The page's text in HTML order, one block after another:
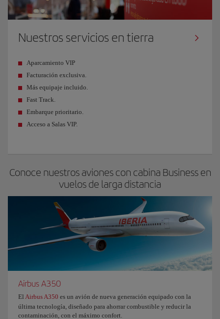
Nuestros servicios en tierra
Aparcamiento VIP
Facturación exclusiva.
Más equipaje incluido.
Fast Track.
Embarque prioritario.
Acceso a Salas VIP.
Conoce nuestros aviones con cabina Business en
vuelos de larga distancia
Airbus A350
El Airbus A350 es un avión de nueva generación equipado con la
última tecnología, diseñado para ahorrar combustible y reducir la
contaminación, con el máximo confort.